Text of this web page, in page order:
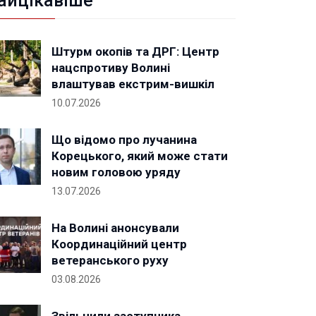
Штурм окопів та ДРГ: Центр
нацспротиву Волині
влаштував екстрим-вишкіл
10.07.2026
Що відомо про лучанина
Корецького, який може стати
новим головою уряду
13.07.2026
На Волині анонсували
Координаційний центр
ветеранського руху
03.08.2026